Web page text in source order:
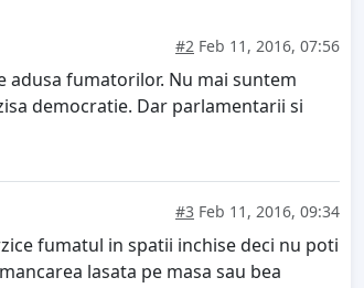
#2 Feb 11, 2016, 07:56
adusa fumatorilor. Nu mai suntem
democratie. Dar parlamentarii si
#3 Feb 11, 2016, 09:34
fumatul in spatii inchise deci nu poti
lasata pe masa sau bea